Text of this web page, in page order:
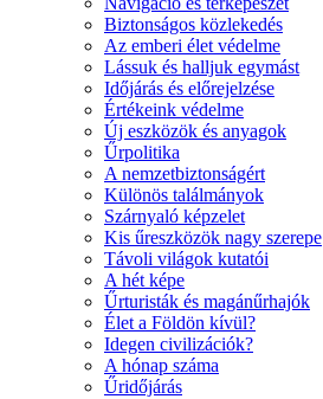
Biztonságos közlekedés
Az emberi élet védelme
Lássuk és halljuk egymást
Időjárás és előrejelzése
Értékeink védelme
Új eszközök és anyagok
Űrpolitika
A nemzetbiztonságért
Különös találmányok
Szárnyaló képzelet
Kis űreszközök nagy szerepe
Távoli világok kutatói
A hét képe
Űrturisták és magánűrhajók
Élet a Földön kívül?
Idegen civilizációk?
A hónap száma
Űridőjárás